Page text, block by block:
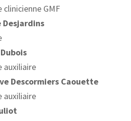
GMF
Desjardins
auxiliaire
Descormiers Caouette
auxiliaire